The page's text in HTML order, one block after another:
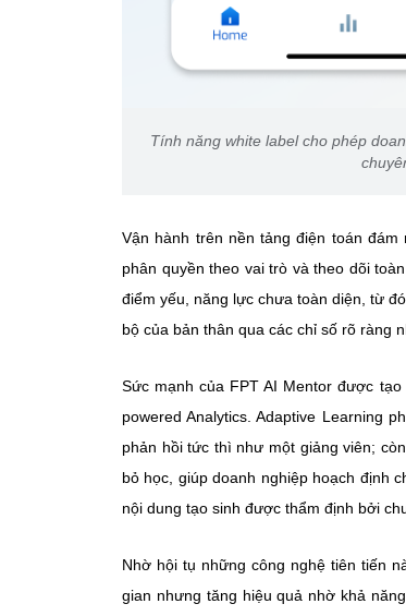
Tính năng white label cho phép
Vận hành trên nền tảng điện toán
phân quyền theo vai trò và theo dõi
điểm yếu, năng lực chưa toàn diện, từ
bộ của bản thân qua các chỉ số rõ ràng
Sức mạnh của FPT AI Mentor được
powered Analytics. Adaptive Learning
phản hồi tức thì như một giảng viên;
bỏ học, giúp doanh nghiệp hoạch định
nội dung tạo sinh được thẩm định bởi
Nhờ hội tụ những công nghệ tiên tiến
gian nhưng tăng hiệu quả nhờ khả